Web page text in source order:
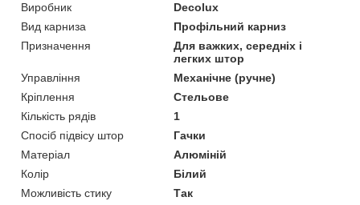
Виробник
Decolux
Вид карниза
Профільний карниз
Призначення
Для важких, середніх і
легких штор
Управління
Механічне (ручне)
Кріплення
Стельове
Кількість рядів
1
Спосіб підвісу штор
Гачки
Матеріал
Алюміній
Колір
Білий
Можливість стику
Так